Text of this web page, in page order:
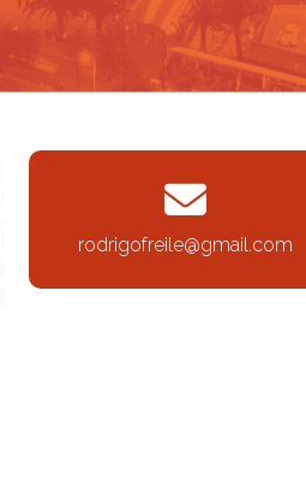
rodrigofreile@gmail.com